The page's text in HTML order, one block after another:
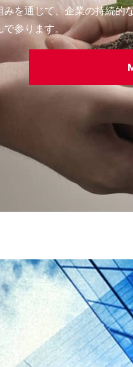
みを通じて、企業の持続的
で参ります。